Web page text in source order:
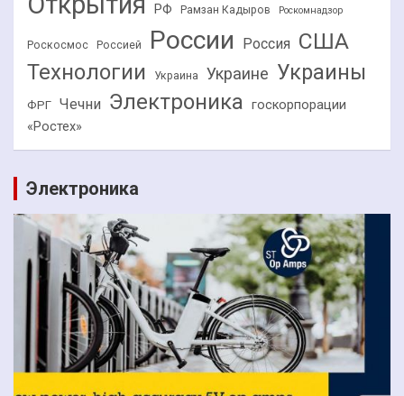
РФ Рамзан Кадыров Роскомнадзор
Роскосмос Россией России Россия США
Технологии Украина Украине Украины
ФРГ Чечни Электроника госкорпорации
«Ростех»
Электроника